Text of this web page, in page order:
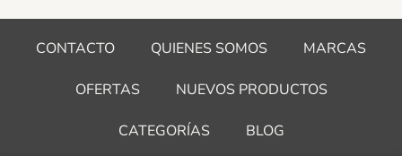
o
k
e g
a
CONTACTO QUIENES SOMOS MARCAS
OFERTAS NUEVOS PRODUCTOS
CATEGORÍAS BLOG